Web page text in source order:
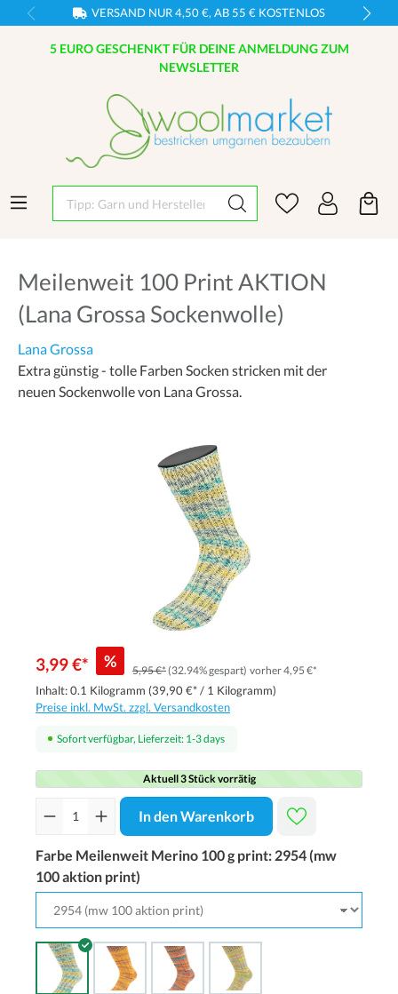
VERSAND NUR 4,50 €, AB 55 € KOSTENLOS
5 EURO GESCHENKT FÜR DEINE ANMELDUNG ZUM
NEWSLETTER
Tipp: Garn und Hersteller eingeben
Meilenweit 100 Print AKTION
(Lana Grossa Sockenwolle)
Lana Grossa
Extra günstig - tolle Farben Socken stricken mit der
neuen Sockenwolle von Lana Grossa.
3,99 €* % 5,95 €*(32.94% gespart) vorher 4,95 €*
Inhalt:0.1 Kilogramm (39,90 €* / 1 Kilogramm)
Preise inkl. MwSt. zzgl. Versandkosten
Sofort verfügbar, Lieferzeit: 1-3 days
Aktuell 3 Stück vorrätig
In den Warenkorb
Farbe Meilenweit Merino 100 g print: 2954 (mw
100 aktion print)